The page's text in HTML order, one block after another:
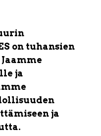
on tuhansien
ja
ja